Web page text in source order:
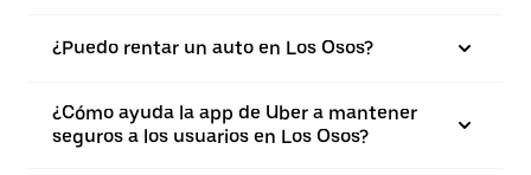
¿Puedo rentar un auto en Los Osos?
¿Cómo ayuda la app de Uber a mantener
seguros a los usuarios en Los Osos?